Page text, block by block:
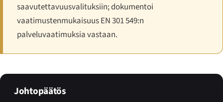
saavutettavuusvalituksiin; dokumentoi
vaatimustenmukaisuus EN 301 549:n
palveluvaatimuksia vastaan.
Johtopäätös